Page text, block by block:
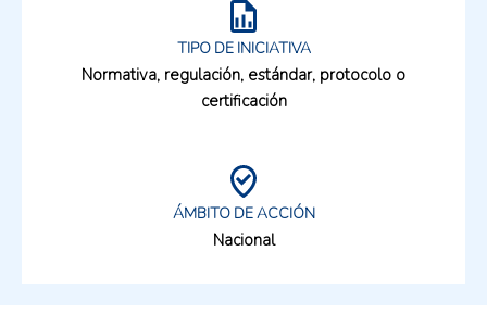
TIPO DE INICIATIVA
Normativa, regulación, estándar, protocolo o
certificación
ÁMBITO DE ACCIÓN
Nacional